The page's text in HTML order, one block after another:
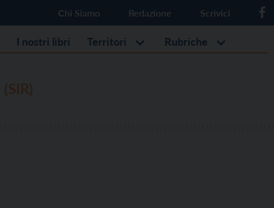
Chi Siamo Redazione Scrivici
I nostri libri Territori Rubriche